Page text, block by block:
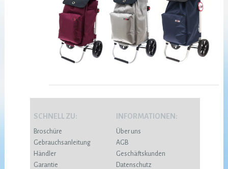
SCHNELL ZU:
Broschüre
Gebrauchsanleitung
Händler
Garantie
INFORMATIONEN:
Über uns
AGB
Geschäftskunden
Datenschutz